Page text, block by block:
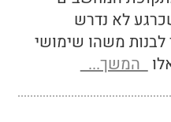
לא נדרש
לבנות משהו שימושי
המשך...